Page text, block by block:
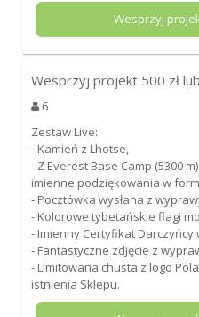
Wesprzyj
Wesprzyj projekt 500 zł
6
Zestaw Live:
- Kamień z Lhotse,
- Z Everest Base Camp (5300
imienne podziękowania w
- Pocztówka wysłana z
- Kolorowe tybetańskie flagi
- Imienny Certyfikat
- Fantastyczne zdjęcie z
- Limitowana chusta z logo
istnienia Sklepu.